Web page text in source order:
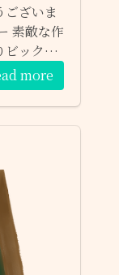
ございま
素敵な作
ビックリ
次々参加
ハーブソ
っても
レー お好
カゴ作
スムー
ョーク
い思い
ありま
参加く
more